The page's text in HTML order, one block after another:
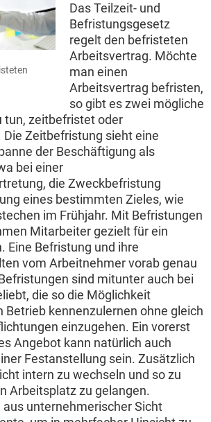
Das Teilzeit- und
Befristungsgesetz
regelt den befristeten
Arbeitsvertrag. Möchte
man einen
Arbeitsvertrag befristen,
so gibt es zwei mögliche
tun, zeitbefristet oder
Zeitbefristung sieht eine
der Beschäftigung als
bei einer
die Zweckbefristung
eines bestimmten Zieles, wie
im Frühjahr. Mit Befristungen
Mitarbeiter gezielt für ein
Eine Befristung und ihre
vom Arbeitnehmer vorab genau
sind mitunter auch bei
die so die Möglichkeit
Betrieb kennenzulernen ohne gleich
einzugehen. Ein vorerst
Angebot kann natürlich auch
Festanstellung sein. Zusätzlich
intern zu wechseln und so zu
Arbeitsplatz zu gelangen.
unternehmerischer Sicht